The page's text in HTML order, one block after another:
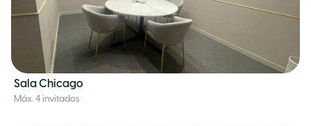
Sala Chicago
Máx. 4 invitados